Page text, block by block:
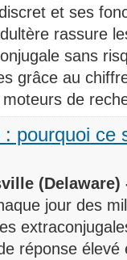
et ses
rassure
sans
grâce au
de
pourquoi ce
(Delaware)
jour des
réponse